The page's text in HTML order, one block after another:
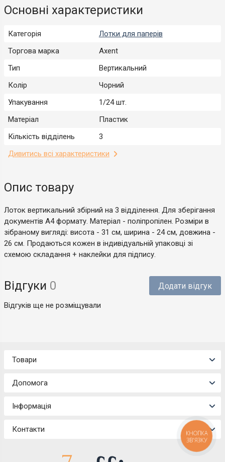
Основні характеристики
Категорія
Лотки для паперів
Торгова марка
Axent
Тип
Вертикальний
Колір
Чорний
Упакування
1/24 шт.
Матеріал
Пластик
Кількість відділень
3
Дивитись всі характеристики
Опис товару
Лоток вертикальний збірний на 3 відділення. Для зберігання
документів А4 формату. Матеріал - поліпропілен. Розміри в
зібраному вигляді: висота - 31 см, ширина - 24 см, довжина -
26 см. Продаються кожен в індивідуальній упаковці зі
схемою складання + наклейки для підпису.
Відгуки 0 Додати відгук
Відгуків ще не розміщували
Товари
Допомога
Інформація
Контакти
КНОПКА
ЗВ'ЯЗКУ